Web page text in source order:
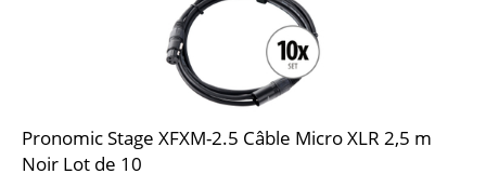
Pronomic Stage XFXM-2.5 Câble Micro XLR 2,5 m
Noir Lot de 10